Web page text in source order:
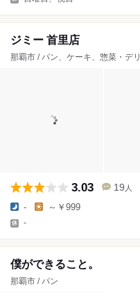
ジミー 首里店
那覇市 / パン、ケーキ、惣菜・デリ
3.03 19 人
- ～￥999
-
僕ができること。
那覇市 / パン